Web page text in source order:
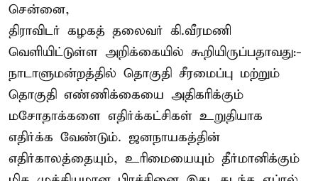
சென்னை,
திராவிடர் கழகத் தலைவர் கி.வீரமணி
வெளியிட்டுள்ள அறிக்கையில் கூறியிருப்பதாவது:-
நாடாளுமன்றத்தில் தொகுதி சீரமைப்பு மற்றும்
தொகுதி எண்ணிக்கையை அதிகரிக்கும்
மசோதாக்களை எதிர்க்கட்சிகள் உறுதியாக
எதிர்க்க வேண்டும். ஜனநாயகத்தின்
எதிர்காலத்தையும், உரிமையையும் தீர்மானிக்கும்